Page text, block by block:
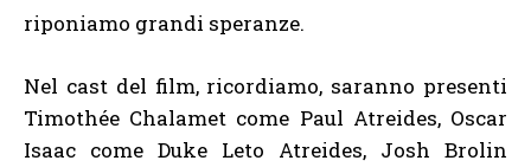
riponiamo grandi speranze.
Nel cast del film, ricordiamo, saranno presenti
Timothée Chalamet come Paul Atreides, Oscar
Isaac come Duke Leto Atreides, Josh Brolin